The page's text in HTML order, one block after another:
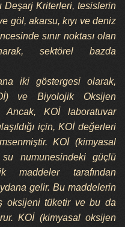
Deşarj Kriterleri, tesislerin
göl, akarsu, kıyı ve deniz
sınır noktası olan
sektörel bazda
iki göstergesi olarak,
ve Biyolojik Oksijen
Ancak, KOİ laboratuvar
için, KOİ değerleri
KOİ (kimyasal
numunesindeki güçlü
maddeler tarafından
gelir. Bu maddelerin
oksijeni tüketir ve bu da
KOİ (kimyasal oksijen